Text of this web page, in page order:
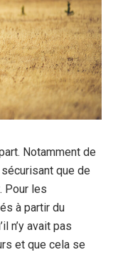
Notamment de
que de
Pour les
à partir du
n’y avait pas
et que cela se